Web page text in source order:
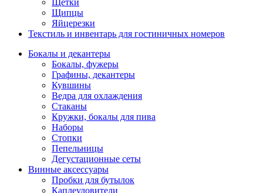
Щетки
Щипцы
Яйцерезки
Текстиль и инвентарь для гостиничных номеров
Бокалы и декантеры
Бокалы, фужеры
Графины, декантеры
Кувшины
Ведра для охлаждения
Стаканы
Кружки, бокалы для пива
Наборы
Стопки
Пепельницы
Дегустационные сеты
Винные аксессуары
Пробки для бутылок
Каплеуловители